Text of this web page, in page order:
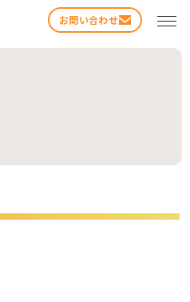
お問い合わせ